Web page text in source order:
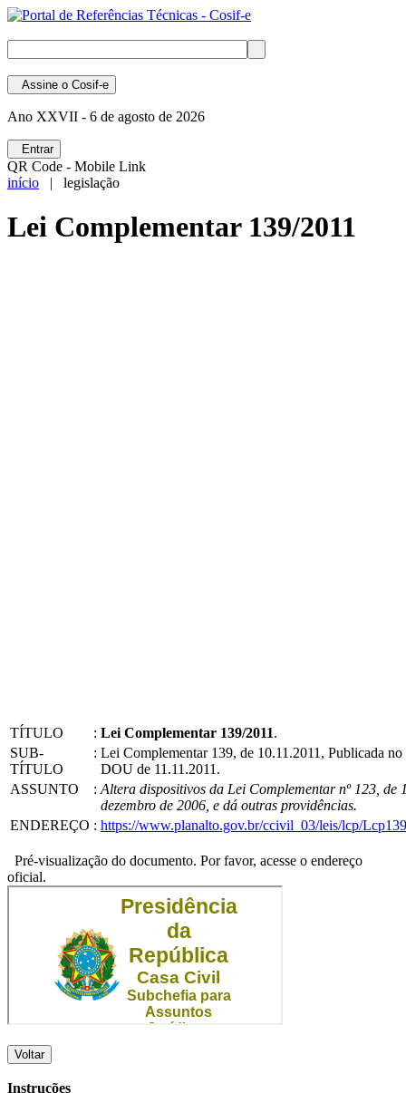
Assine o Cosif-e
Ano XXVII - 6 de agosto de 2026
Entrar
QR Code - Mobile Link
início | legislação
Lei Complementar 139/2011
TÍTULO : Lei Complementar 139/2011.
SUB-
TÍTULO
: Lei Complementar 139, de 10.11.2011, Publicada no
DOU de 11.11.2011.
ASSUNTO
: Altera dispositivos da Lei Complementar nº 123, de
dezembro de 2006, e dá outras providências.
ENDEREÇO : https://www.planalto.gov.br/ccivil_03/leis/lcp/
Pré-visualização do documento. Por favor, acesse o endereço
oficial.
Voltar
Instruções